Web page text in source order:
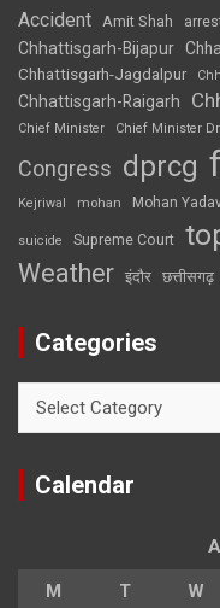
Accident Amit Shah
Chhattisgarh-Bijapur
Chhattisgarh-Jagdalpur
Chhattisgarh-Raigarh
Chief Minister
Chief Minister
Congress dprcg
Kejriwal mohan Mohan
suicide Supreme Court
Weather इंदौर छत्तीसगढ़
Categories
Calendar
M T W